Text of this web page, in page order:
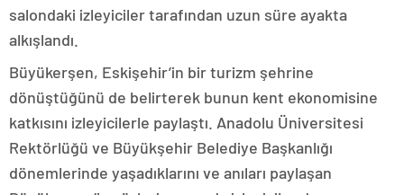
salondaki izleyiciler tarafından uzun süre ayakta
alkışlandı.
Büyükerşen, Eskişehir’in bir turizm şehrine
dönüştüğünü de belirterek bunun kent ekonomisine
katkısını izleyicilerle paylaştı. Anadolu Üniversitesi
Rektörlüğü ve Büyükşehir Belediye Başkanlığı
dönemlerinde yaşadıklarını ve anıları paylaşan